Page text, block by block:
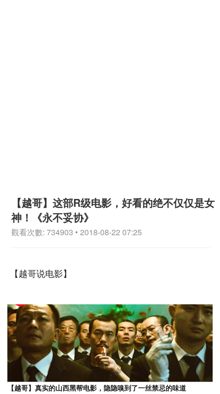
【越哥】这部R级电影，好看的绝不仅仅是女
神！《永不妥协》
觀看次數: 734903 • 2018-08-22 07:25
【越哥说电影】
【越哥】真实的山西黑帮电影，隐隐嗅到了一丝禁忌的味道